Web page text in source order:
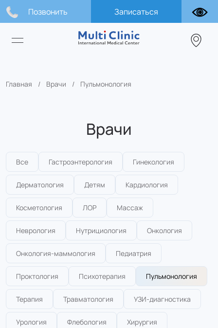
Позвонить Записаться
Главная Врачи Пульмонология
Врачи
Все Гастроэнтерология Гинекология
Дерматология Детям Кардиология
Косметология ЛОР Массаж
Неврология Нутрициология Онкология
Онкология-маммология Педиатрия
Проктология Психотерапия Пульмонология
Терапия Травматология УЗИ-диагностика
Урология Флебология Хирургия